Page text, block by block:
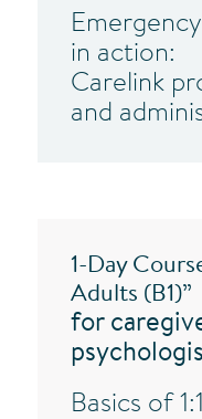
in action:
Carelink
and
1-Day
Adults (B1)”
for
Basics of